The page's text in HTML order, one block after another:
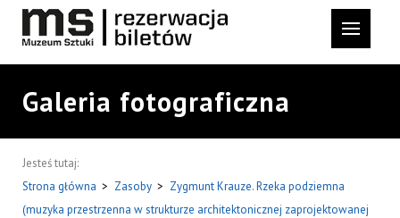
Galeria fotograficzna
Jesteś tutaj:
Strona główna > Zasoby > Zygmunt Krauze. Rzeka podziemna
(muzyka przestrzenna w strukturze architektonicznej zaprojektowanej